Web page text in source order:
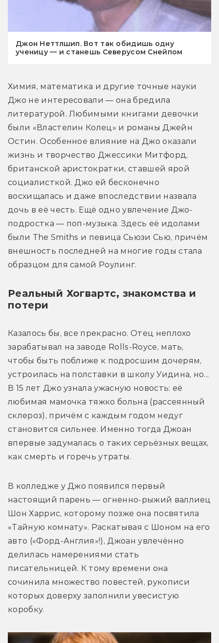
Джон Неттлшип. Вот так обидишь одну
ученицу — и станешь Северусом Снейпом
Химия, математика и другие точные науки
Джо не интересовали — она бредила
литературой. Любимыми книгами девочки
были «Властелин Колец» и романы Джейн
Остин. Особенное влияние на Джо оказали
жизнь и творчество Джессики Митфорд,
британской аристократки, ставшей ярой
социалисткой. Джо ей бесконечно
восхищалась и даже впоследствии назвала
дочь в её честь. Ещё одно увлечение Джо-
подростка — поп-музыка. Здесь её идолами
были The Smiths и певица Сьюзи Сью, причём
внешность последней на многие годы стала
образцом для самой Роулинг.
Реальный Хогвартс, знакомства и
потери
Казалось бы, все прекрасно. Отец неплохо
зарабатывал на заводе Rolls-Royce, мать,
чтобы быть поближе к подросшим дочерям,
устроилась на полставки в школу Уидина, но...
В 15 лет Джо узнала ужасную новость: её
любимая мамочка тяжко больна (рассеянный
склероз), причём с каждым годом недуг
становится сильнее. Именно тогда Джоан
впервые задумалась о таких серьёзных вещах,
как смерть и горечь утраты.
В колледже у Джо появился первый
настоящий парень — огненно-рыжий валлиец
Шон Харрис, которому позже она посвятила
«Тайную комнату». Раскатывая с Шоном на его
авто («Форд-Англия»!), Джоан увлечённо
делилась намерениями стать
писательницей. К тому времени она
сочинила множество повестей, рукописи
которых доверху заполнили увесистую
коробку.